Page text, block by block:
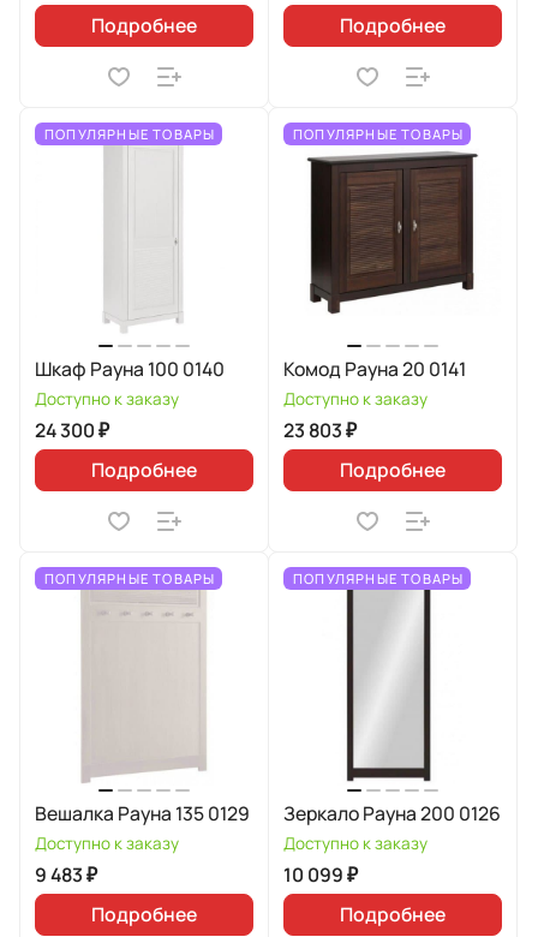
Подробнее
Подробнее
ПОПУЛЯРНЫЕ ТОВАРЫ
Шкаф Рауна 100 0140
Доступно к заказу
24 300 ₽
Подробнее
ПОПУЛЯРНЫЕ ТОВАРЫ
Комод Рауна 20 0141
Доступно к заказу
23 803 ₽
Подробнее
ПОПУЛЯРНЫЕ ТОВАРЫ
Вешалка Рауна 135 0129
Доступно к заказу
9 483 ₽
Подробнее
ПОПУЛЯРНЫЕ ТОВАРЫ
Зеркало Рауна 200 0126
Доступно к заказу
10 099 ₽
Подробнее